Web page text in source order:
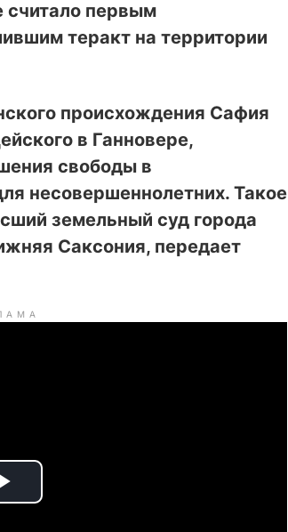
считало первым
теракт на территории
происхождения Сафия
в Ганновере,
свободы в
несовершеннолетних. Такое
земельный суд города
Саксония, передает
P